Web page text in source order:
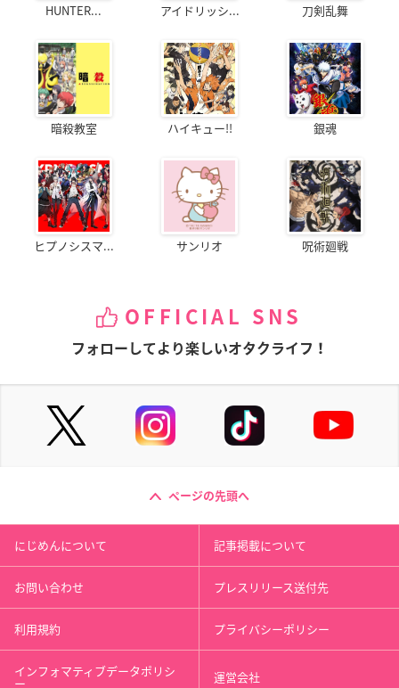
HUNTER... アイドリッシ... 刀剣乱舞
暗殺教室 ハイキュー!! 銀魂
ヒプノシスマ... サンリオ 呪術廻戦
OFFICIAL SNS
フォローしてより楽しいオタクライフ！
ページの先頭へ
にじめんについて 記事掲載について
お問い合わせ プレスリリース送付先
利用規約 プライバシーポリシー
インフォマティブデータポリシ
ー 運営会社